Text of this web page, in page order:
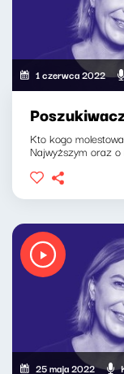
1 czerwca 2022
Kto kogo
Najwyższym oraz
25 maja 2022